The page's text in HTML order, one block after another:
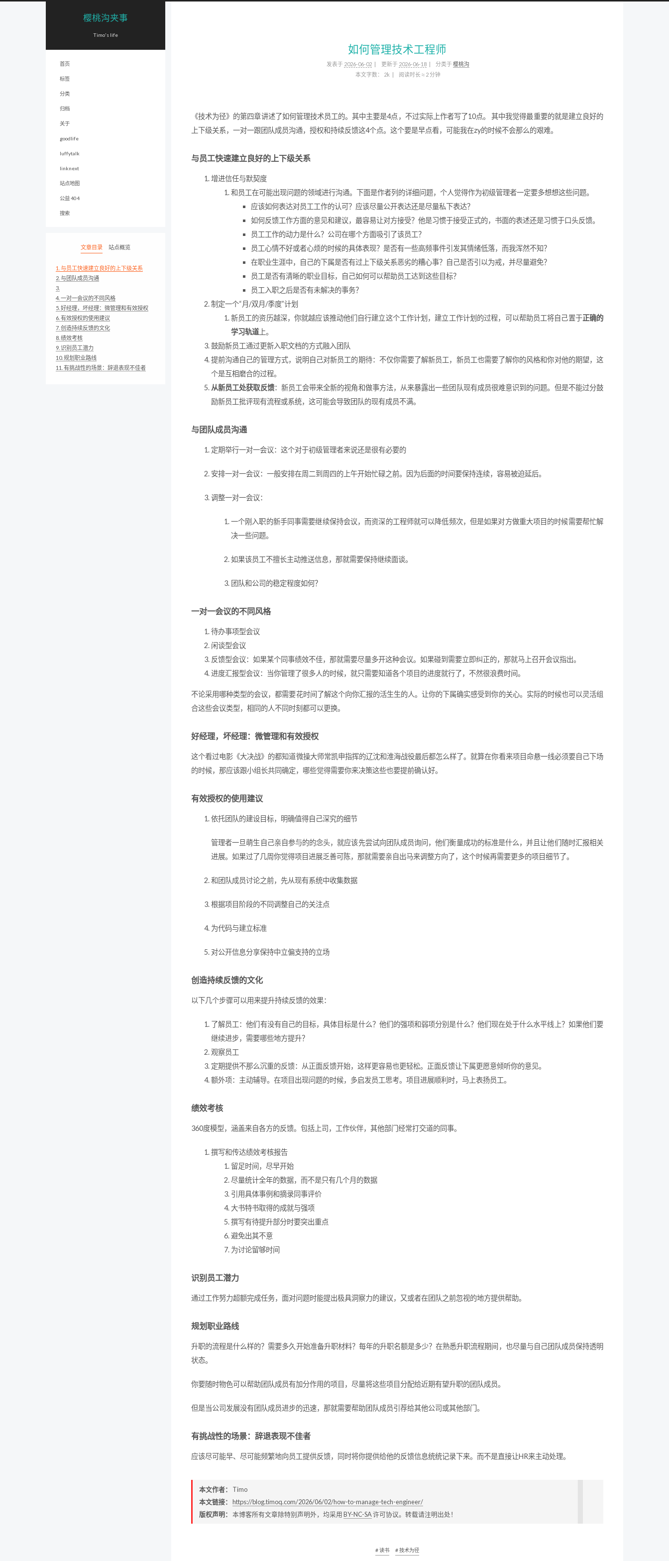
樱桃沟夹事
Timo's life
首页
标签
分类
归档
关于
goodlife
luffytalk
linknext
站点地图
公益 404
搜索
文章目录 站点概览
1. 与员工快速建立良好的上下级关系
2. 与团队成员沟通
3.
4. 一对一会议的不同风格
5. 好经理，坏经理：微管理和有效授权
6. 有效授权的使用建议
7. 创造持续反馈的文化
8. 绩效考核
9. 识别员工潜力
10. 规划职业路线
11. 有挑战性的场景：辞退表现不佳者
如何管理技术工程师
发表于 2026-06-02 更新于 2026-06-18 分类于 樱桃沟
本文字数：
2k 阅读时长 ≈ 2 分钟
《技术为径》的第四章讲述了如何管理技术员工的。其中主要是4点，不过实际上作者写了10点。 其中我觉得最重要的就是建立良好的
上下级关系，一对一跟团队成员沟通，授权和持续反馈这4个点。这个要是早点看，可能我在zy的时候不会那么的艰难。
与员工快速建立良好的上下级关系
增进信任与默契度
和员工在可能出现问题的领域进行沟通。下面是作者列的详细问题，个人觉得作为初级管理者一定要多想想这些问题。
应该如何表达对员工工作的认可？应该尽量公开表达还是尽量私下表达？
如何反馈工作方面的意见和建议，最容易让对方接受？他是习惯于接受正式的，书面的表述还是习惯于口头反馈。
员工工作的动力是什么？公司在哪个方面吸引了该员工？
员工心情不好或者心烦的时候的具体表现？是否有一些高频事件引发其情绪低落，而我浑然不知？
在职业生涯中，自己的下属是否有过上下级关系恶劣的糟心事？自己是否引以为戒，并尽量避免？
员工是否有清晰的职业目标，自己如何可以帮助员工达到这些目标？
员工入职之后是否有未解决的事务？
制定一个“月/双月/季度”计划
新员工的资历越深，你就越应该推动他们自行建立这个工作计划，建立工作计划的过程，可以帮助员工将自己置于正确的
学习轨道上。
鼓励新员工通过更新入职文档的方式融入团队
提前沟通自己的管理方式，说明自己对新员工的期待：不仅你需要了解新员工，新员工也需要了解你的风格和你对他的期望，这
个是互相磨合的过程。
从新员工处获取反馈：新员工会带来全新的视角和做事方法，从来暴露出一些团队现有成员很难意识到的问题。但是不能过分鼓
励新员工批评现有流程或系统，这可能会导致团队的现有成员不满。
与团队成员沟通
定期举行一对一会议：这个对于初级管理者来说还是很有必要的
安排一对一会议：一般安排在周二到周四的上午开始忙碌之前。因为后面的时间要保持连续，容易被迫延后。
调整一对一会议：
一个刚入职的新手同事需要继续保持会议，而资深的工程师就可以降低频次，但是如果对方做重大项目的时候需要帮忙解
决一些问题。
如果该员工不擅长主动推送信息，那就需要保持继续面谈。
团队和公司的稳定程度如何？
一对一会议的不同风格
待办事项型会议
闲谈型会议
反馈型会议：如果某个同事绩效不佳，那就需要尽量多开这种会议。如果碰到需要立即纠正的，那就马上召开会议指出。
进度汇报型会议：当你管理了很多人的时候，就只需要知道各个项目的进度就行了，不然很浪费时间。
不论采用哪种类型的会议，都需要花时间了解这个向你汇报的活生生的人。让你的下属确实感受到你的关心。实际的时候也可以灵活组
合这些会议类型，相同的人不同时刻都可以更换。
好经理，坏经理：微管理和有效授权
这个看过电影《大决战》的都知道微操大师常凯申指挥的辽沈和淮海战役最后都怎么样了。就算在你看来项目命悬一线必须要自己下场
的时候，那应该跟小组长共同确定，哪些觉得需要你来决策这些也要提前确认好。
有效授权的使用建议
依托团队的建设目标，明确值得自己深究的细节
管理者一旦萌生自己亲自参与的的念头，就应该先尝试向团队成员询问，他们衡量成功的标准是什么，并且让他们随时汇报相关
进展。如果过了几周你觉得项目进展乏善可陈，那就需要亲自出马来调整方向了，这个时候再需要更多的项目细节了。
和团队成员讨论之前，先从现有系统中收集数据
根据项目阶段的不同调整自己的关注点
为代码与建立标准
对公开信息分享保持中立偏支持的立场
创造持续反馈的文化
以下几个步骤可以用来提升持续反馈的效果：
了解员工：他们有没有自己的目标，具体目标是什么？他们的强项和弱项分别是什么？他们现在处于什么水平线上？如果他们要
继续进步，需要哪些地方提升？
观察员工
定期提供不那么沉重的反馈：从正面反馈开始，这样更容易也更轻松。正面反馈让下属更愿意倾听你的意见。
额外项：主动辅导。在项目出现问题的时候，多启发员工思考。项目进展顺利时，马上表扬员工。
绩效考核
360度模型，涵盖来自各方的反馈。包括上司，工作伙伴，其他部门经常打交道的同事。
撰写和传达绩效考核报告
留足时间，尽早开始
尽量统计全年的数据，而不是只有几个月的数据
引用具体事例和摘录同事评价
大书特书取得的成就与强项
撰写有待提升部分时要突出重点
避免出其不意
为讨论留够时间
识别员工潜力
通过工作努力超额完成任务，面对问题时能提出极具洞察力的建议，又或者在团队之前忽视的地方提供帮助。
规划职业路线
升职的流程是什么样的？需要多久开始准备升职材料？每年的升职名额是多少？在熟悉升职流程期间，也尽量与自己团队成员保持透明
状态。
你要随时物色可以帮助团队成员有加分作用的项目，尽量将这些项目分配给近期有望升职的团队成员。
但是当公司发展没有团队成员进步的迅速，那就需要帮助团队成员引荐给其他公司或其他部门。
有挑战性的场景：辞退表现不佳者
应该尽可能早、尽可能频繁地向员工提供反馈，同时将你提供给他的反馈信息统统记录下来。而不是直接让HR来主动处理。
本文作者： Timo
本文链接：
https://blog.timoq.com/2026/06/02/how-to-manage-tech-engineer/
版权声明： 本博客所有文章除特别声明外，均采用BY-NC-SA许可协议。转载请注明出处！
# 读书 # 技术为径